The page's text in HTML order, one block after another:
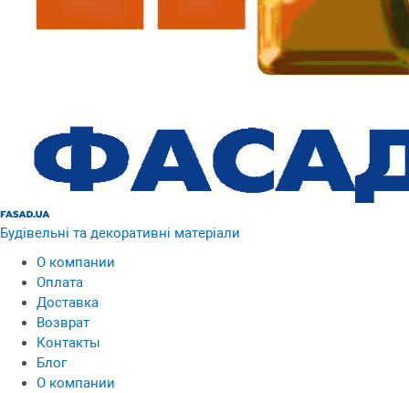
Будівельні та декоративні матеріали
О компании
Оплата
Доставка
Возврат
Контакты
Блог
О компании